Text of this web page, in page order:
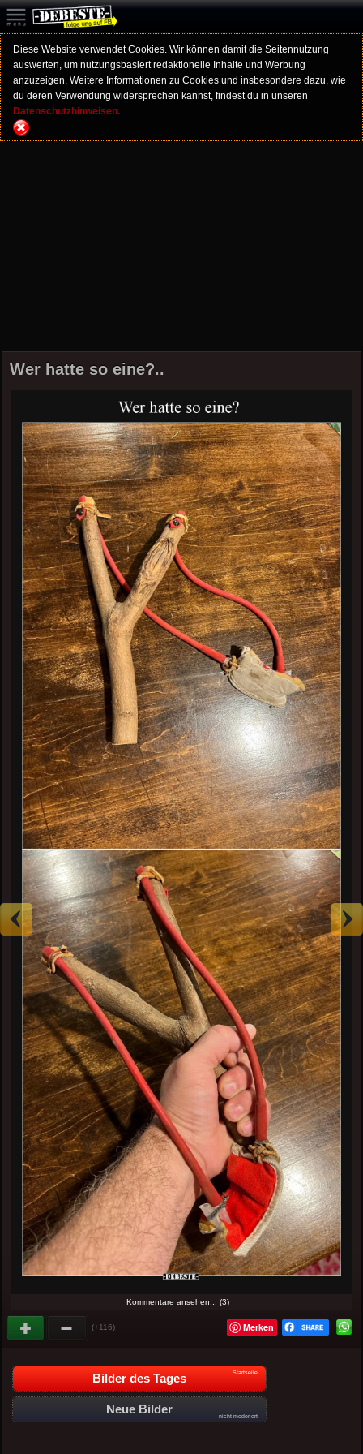
Diese Website verwendet Cookies. Wir können damit die Seitennutzung
auswerten, um nutzungsbasiert redaktionelle Inhalte und Werbung
anzuzeigen. Weitere Informationen zu Cookies und insbesondere dazu, wie
du deren Verwendung widersprechen kannst, findest du in unseren
Datenschutzhinweisen.
Wer hatte so eine?..
Kommentare ansehen... (3)
(+116) Merken
Bilder des Tages Startseite
Neue Bilder
nicht moderiert